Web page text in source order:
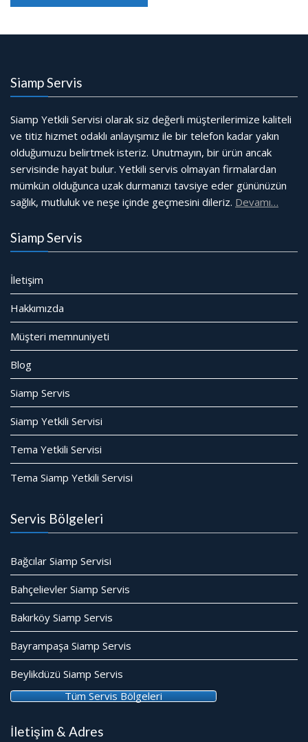
Siamp Servis
Siamp Yetkili Servisi olarak siz değerli müşterilerimize kaliteli
ve titiz hizmet odaklı anlayışımız ile bir telefon kadar yakın
olduğumuzu belirtmek isteriz. Unutmayın, bir ürün ancak
servisinde hayat bulur. Yetkili servis olmayan firmalardan
mümkün olduğunca uzak durmanızı tavsiye eder gününüzün
sağlık, mutluluk ve neşe içinde geçmesini dileriz. Devamı…
Siamp Servis
İletişim
Hakkımızda
Müşteri memnuniyeti
Blog
Siamp Servis
Siamp Yetkili Servisi
Tema Yetkili Servisi
Tema Siamp Yetkili Servisi
Servis Bölgeleri
Bağcılar Siamp Servisi
Bahçelievler Siamp Servis
Bakırköy Siamp Servis
Bayrampaşa Siamp Servis
Beylikdüzü Siamp Servis
Tüm Servis Bölgeleri
İletişim & Adres